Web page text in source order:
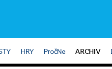
HRY PročNe ARCHIV